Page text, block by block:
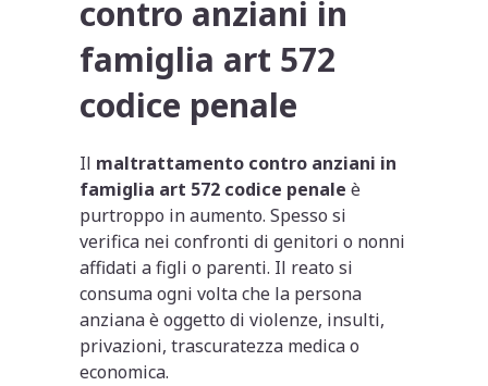
contro anziani in
famiglia art 572
codice penale
Il maltrattamento contro anziani in
famiglia art 572 codice penale è
purtroppo in aumento. Spesso si
verifica nei confronti di genitori o nonni
affidati a figli o parenti. Il reato si
consuma ogni volta che la persona
anziana è oggetto di violenze, insulti,
privazioni, trascuratezza medica o
economica.